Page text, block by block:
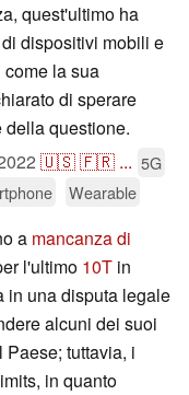
quest'ultimo ha
dispositivi mobili e
la sua
di sperare
questione.
🇺🇸🇫🇷 ... 5G
Wearable
a mancanza di
l'ultimo 10T in
in una disputa legale
alcuni dei suoi
Paese; tuttavia, i
in quanto